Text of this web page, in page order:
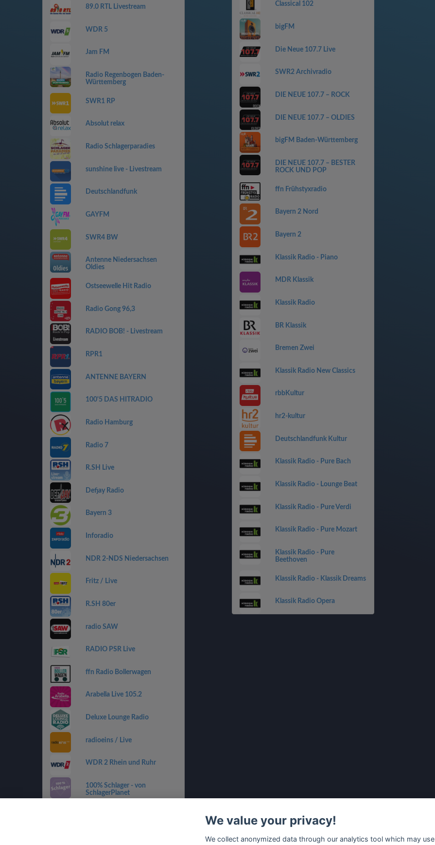
89.0 RTL Livestream
WDR 5
Jam FM
Radio Regenbogen Baden-
Württemberg
SWR1 RP
Absolut relax
Radio Schlagerparadies
sunshine live - Livestream
Deutschlandfunk
GAYFM
SWR4 BW
Antenne Niedersachsen
Oldies
Ostseewelle Hit Radio
Radio Gong 96,3
RADIO BOB! - Livestream
RPR1
ANTENNE BAYERN
100'5 DAS HITRADIO
Radio Hamburg
Radio 7
R.SH Live
Defjay Radio
Bayern 3
Inforadio
NDR 2-NDS Niedersachsen
Fritz / Live
R.SH 80er
radio SAW
RADIO PSR Live
ffn Radio Bollerwagen
Arabella Live 105.2
Deluxe Lounge Radio
radioeins / Live
WDR 2 Rhein und Ruhr
100% Schlager - von
SchlagerPlanet
Classical 102
bigFM
Die Neue 107.7 Live
SWR2 Archivradio
DIE NEUE 107.7 – ROCK
DIE NEUE 107.7 – OLDIES
bigFM Baden-Württemberg
DIE NEUE 107.7 – BESTER
ROCK UND POP
ffn Frühstyxradio
Bayern 2 Nord
Bayern 2
Klassik Radio - Piano
MDR Klassik
Klassik Radio
BR Klassik
Bremen Zwei
Klassik Radio New Classics
rbbKultur
hr2-kultur
Deutschlandfunk Kultur
Klassik Radio - Pure Bach
Klassik Radio - Lounge Beat
Klassik Radio - Pure Verdi
Klassik Radio - Pure Mozart
Klassik Radio - Pure
Beethoven
Klassik Radio - Klassik Dreams
Klassik Radio Opera
We value your privacy!
We collect anonymized data through our analytics tool which may use